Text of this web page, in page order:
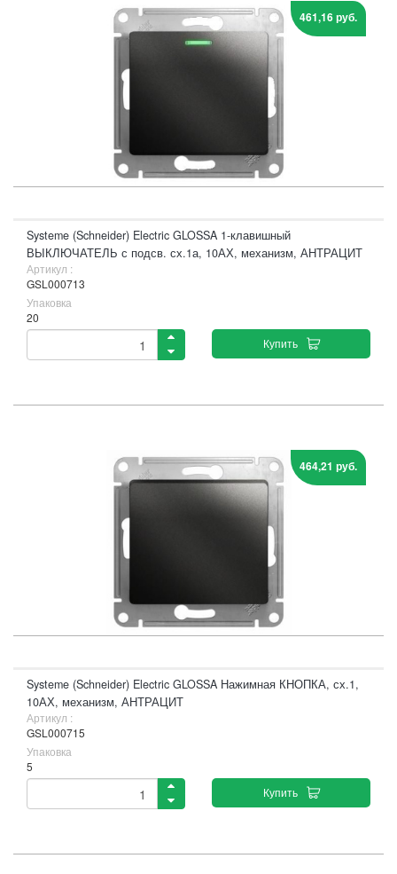
461,16 руб.
Systeme (Schneider) Electric GLOSSA 1-клавишный
ВЫКЛЮЧАТЕЛЬ с подсв. сх.1а, 10АХ, механизм, АНТРАЦИТ
Артикул :
GSL000713
Упаковка
20
Купить
464,21 руб.
Systeme (Schneider) Electric GLOSSA Нажимная КНОПКА, сх.1,
10АХ, механизм, АНТРАЦИТ
Артикул :
GSL000715
Упаковка
5
Купить